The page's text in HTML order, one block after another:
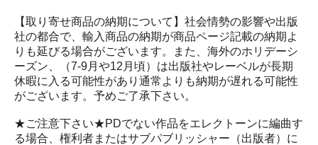
【取り寄せ商品の納期について】社会情勢の影響や出版
社の都合で、輸入商品の納期が商品ページ記載の納期よ
りも延びる場合がございます。また、海外のホリデーシ
ーズン、（7-9月や12月頃）は出版社やレーベルが長期
休暇に入る可能性があり通常よりも納期が遅れる可能性
がございます。予めご了承下さい。
★ご注意下さい★PDでない作品をエレクトーンに編曲す
る場合、権利者またはサブパブリッシャー（出版者）に